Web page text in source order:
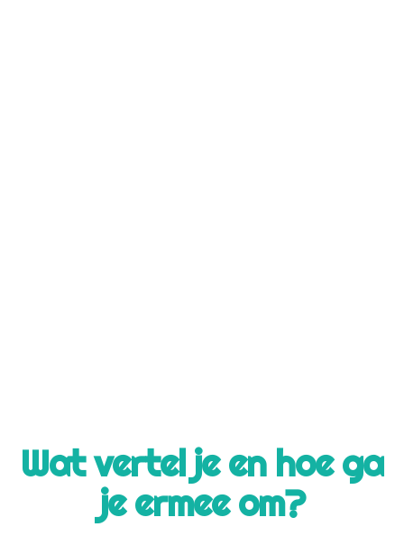
Wat vertel je en hoe ga
je ermee om?